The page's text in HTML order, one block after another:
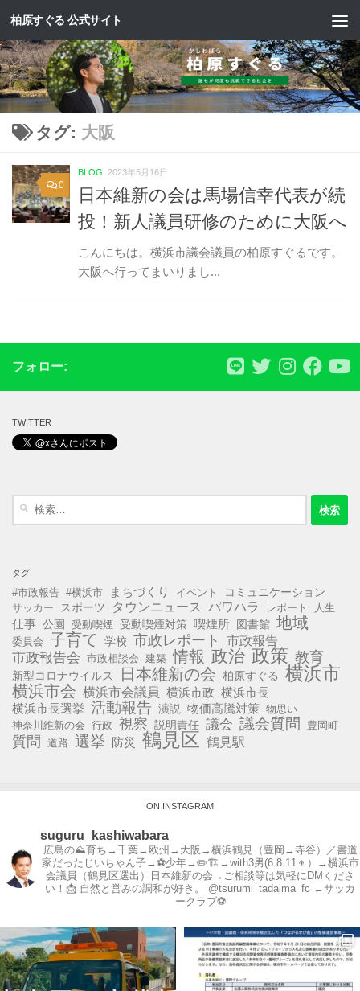
コンテンツへスキップ
柏原すぐる 公式サイト
タグ: 大阪
0
BLOG 2023年5月16日
日本維新の会は馬場信幸代表が続
投！新人議員研修のために大阪へ
こんにちは。横浜市議会議員の柏原すぐるです。
大阪へ行ってまいりまし...
フォロー:
TWITTER
タグ
#市政報告 #横浜市 まちづくり イベント コミュニケーション
サッカー スポーツ タウンニュース パワハラ レポート 人生
仕事 公園 受動喫煙 受動喫煙対策 喫煙所 図書館 地域
委員会 子育て 学校 市政レポート 市政報告
市政報告会 市政相談会 建築 情報 政治 政策 教育
新型コロナウイルス 日本維新の会 柏原すぐる 横浜市
横浜市会 横浜市会議員 横浜市政 横浜市長
横浜市長選挙 活動報告 演説 物価高騰対策 物思い
神奈川維新の会 行政 視察 説明責任 議会 議会質問 豊岡町
質問 道路 選挙 防災 鶴見区 鶴見駅
ON INSTAGRAM
suguru_kashiwabara
広島の⛰育ち→千葉→欧州→大阪→横浜鶴見（豊岡→寺谷）／書道
家だったじいちゃん子→⚽️少年→✏️🏗→with3男(6.8.11👦）→横浜市
会議員（鶴見区選出）日本維新の会→ご相談等は気軽にDMくださ
い！📩 自然と営みの調和が好き。
@tsurumi_tadaima_fc ←サッカ
ークラブ⚽️